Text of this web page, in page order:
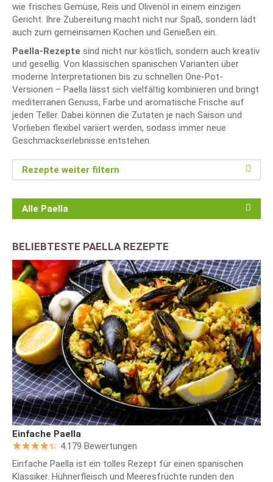
wie frisches Gemüse, Reis und Olivenöl in einem einzigen
Gericht. Ihre Zubereitung macht nicht nur Spaß, sondern lädt
auch zum gemeinsamen Kochen und Genießen ein.
Paella-Rezepte sind nicht nur köstlich, sondern auch kreativ
und gesellig. Von klassischen spanischen Varianten über
moderne Interpretationen bis zu schnellen One-Pot-
Versionen – Paella lässt sich vielfältig kombinieren und bringt
mediterranen Genuss, Farbe und aromatische Frische auf
jeden Teller. Dabei können die Zutaten je nach Saison und
Vorlieben flexibel variiert werden, sodass immer neue
Geschmackserlebnisse entstehen.
Rezepte weiter filtern
Alle Paella
BELIEBTESTE PAELLA REZEPTE
Einfache Paella
4.179 Bewertungen
Einfache Paella ist ein tolles Rezept für einen spanischen
Klassiker. Hühnerfleisch und Meeresfrüchte runden den